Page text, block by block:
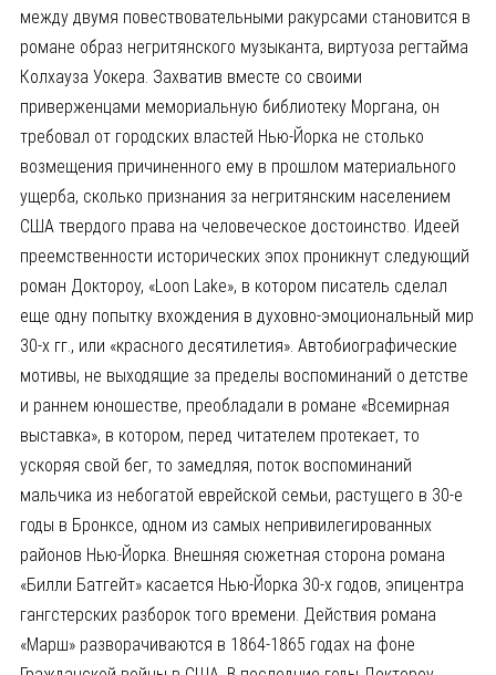
между двумя повествовательными ракурсами становится в
романе образ негритянского музыканта, виртуоза регтайма
Колхауза Уокера. Захватив вместе со своими
приверженцами мемориальную библиотеку Моргана, он
требовал от городских властей Нью-Йорка не столько
возмещения причиненного ему в прошлом материального
ущерба, сколько признания за негритянским населением
США твердого права на человеческое достоинство. Идеей
преемственности исторических эпох проникнут следующий
роман Доктороу, «Loon Lake», в котором писатель сделал
еще одну попытку вхождения в духовно-эмоциональный мир
30-х гг., или «красного десятилетия». Автобиографические
мотивы, не выходящие за пределы воспоминаний о детстве
и раннем юношестве, преобладали в романе «Всемирная
выставка», в котором, перед читателем протекает, то
ускоряя свой бег, то замедляя, поток воспоминаний
мальчика из небогатой еврейской семьи, растущего в 30-е
годы в Бронксе, одном из самых непривилегированных
районов Нью-Йорка. Внешняя сюжетная сторона романа
«Билли Батгейт» касается Нью-Йорка 30-х годов, эпицентра
гангстерских разборок того времени. Действия романа
«Марш» разворачиваются в 1864-1865 годах на фоне